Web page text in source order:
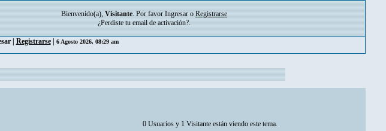
Bienvenido(a), Visitante. Por favor Ingresar o Registrarse
¿Perdiste tu email de activación?.
| Registrarse| 6 Agosto 2026, 08:29 am
0 Usuarios y 1 Visitante están viendo este tema.